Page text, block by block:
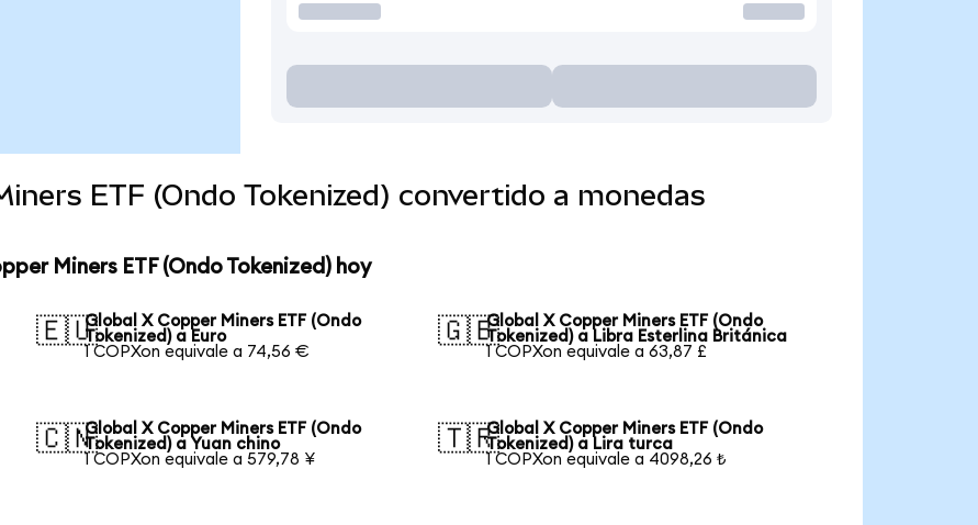
ETF (Ondo Tokenized) convertido a monedas
Miners ETF (Ondo Tokenized) hoy
🇪🇺Global X Copper Miners ETF (Ondo
Tokenized) a Euro
1 COPXon equivale a 74,56 €
🇬🇧Global X Copper Miners ETF (Ondo
Tokenized) a Libra Esterlina Británica
1 COPXon equivale a 63,87 £
🇨🇳Global X Copper Miners ETF (Ondo
Tokenized) a Yuan chino
1 COPXon equivale a 579,78 ¥
🇹🇷Global X Copper Miners ETF (Ondo
Tokenized) a Lira turca
1 COPXon equivale a 4098,26 ₺